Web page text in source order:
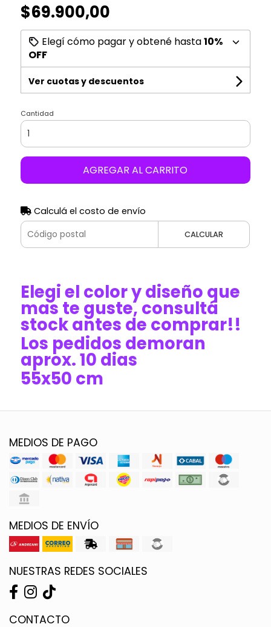
$69.900,00
Elegí cómo pagar y obtené hasta10%
OFF
Ver cuotas y descuentos
Cantidad
AGREGAR AL CARRITO
Calculá el costo de envío
CALCULAR
Elegi el color y diseño que
mas te guste, consultá
stock antes de comprar!!
Los pedidos demoran
aprox. 10 dias
55x50 cm
MEDIOS DE PAGO
MEDIOS DE ENVÍO
NUESTRAS REDES SOCIALES
CONTACTO